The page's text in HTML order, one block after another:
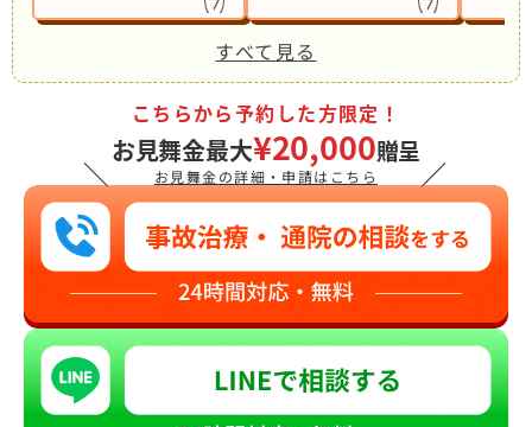
すべて見る
＼
こちらから予約した方限定！
お見舞金最大¥20,000贈呈
お見舞金の詳細・申請はこちら ／